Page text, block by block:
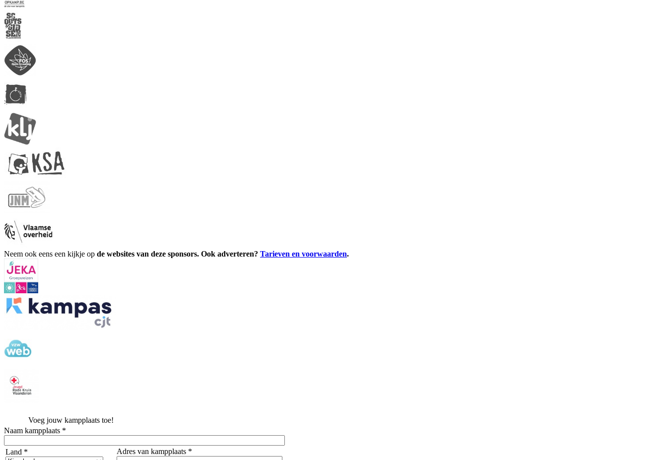
Neem ook eens een kijkje op de websites van deze sponsors. Ook adverteren? Tarieven en voorwaarden.
Voeg jouw kampplaats toe!
Naam kampplaats *
Land * Adres van kampplaats *